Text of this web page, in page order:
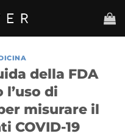
della FDA
di
misurare il
COVID-19